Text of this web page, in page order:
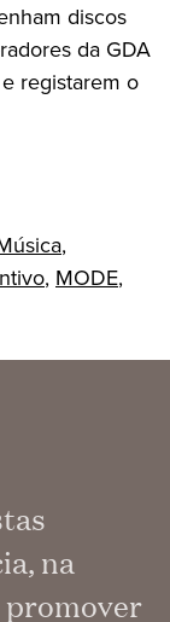
discos
da GDA
registarem o
,
, MODE,
na
promover